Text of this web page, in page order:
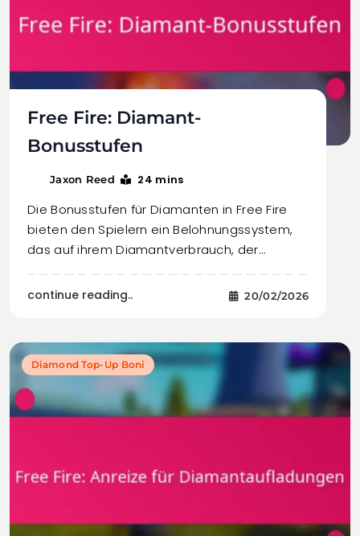
Free Fire: Diamant-
Bonusstufen
Jaxon Reed 24 mins
Die Bonusstufen für Diamanten in Free Fire
bieten den Spielern ein Belohnungssystem,
das auf ihrem Diamantverbrauch, der…
continue reading.. 20/02/2026
Diamond Top-Up Boni